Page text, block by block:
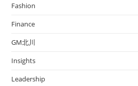
Fashion
Finance
GM北川
Insights
Leadership